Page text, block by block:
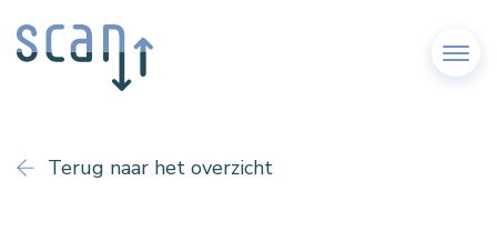
Menu
Terug naar het overzicht